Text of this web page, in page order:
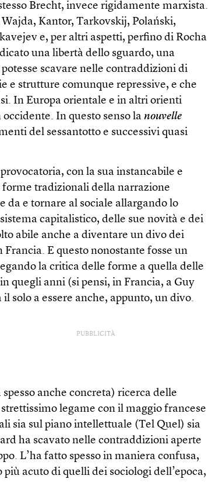
Brecht, invece rigidamente marxista.
Kantor, Tarkovskij, Polański,
e, per altri aspetti, perfino di Rocha
una libertà dello sguardo, una
scavare nelle contraddizioni di
e strutture comunque repressive, e che
In Europa orientale e in altri orienti
In questo senso lanouvelle
del sessantotto e successivi quasi
con la sua instancabile e
forme tradizionali della narrazione
da e tornare al sociale allargando lo
capitalistico, delle sue novità e dei
abile anche a diventare un divo dei
E questo nonostante fosse un
la critica delle forme a quella delle
quegli anni (si pensi, in Francia, a Guy
solo a essere anche, appunto, un divo.
PUBBLICITÀ
anche concreta) ricerca delle
legame con il maggio francese
sia sul piano intellettuale (Tel Quel) sia
ha scavato nelle contraddizioni aperte
L’ha fatto spesso in maniera confusa,
acuto di quelli dei sociologi dell’epoca,